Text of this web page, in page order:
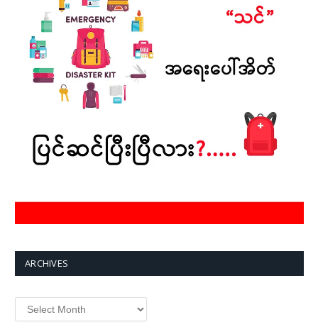
ARCHIVES
Archives